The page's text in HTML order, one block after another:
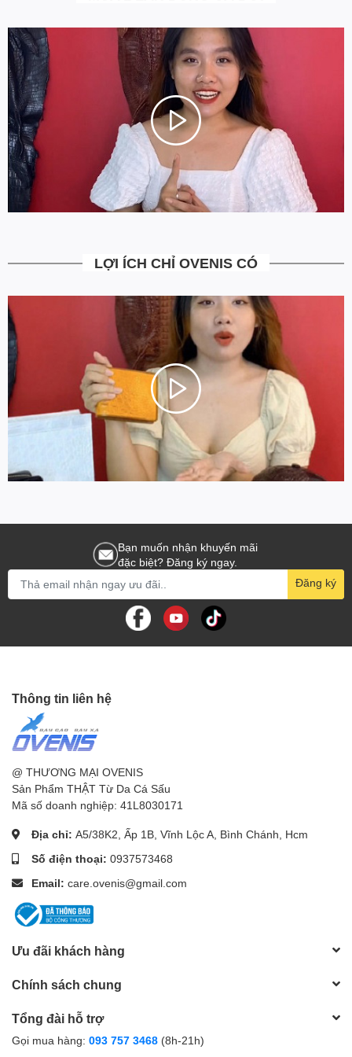
bạn phải trả. Tặng thêm khách cũ với ưu đãi riêng, free ship đơn
từ 0đ.
6. Vì sao cam kết Giá Tốt Nhất?
Chúng tôi chọn cách tối ưu chi phí như không phân phối qua
trung gian, không cửa hàng để giảm chi phí vận hành (hàng sản
xuất từ xưởng đóng gói và vận chuyển trực tiếp tới tay người sử
dụng). Tập trung vào cải thiện chất lượng sản phẩm và nâng cao
dịch vụ chăm sóc khách hàng.
LỢI ÍCH CHỈ OVENIS CÓ
Bạn muốn nhận khuyến mãi
đặc biệt? Đăng ký ngay.
Đăng ký
Thông tin liên hệ
@ THƯƠNG MẠI OVENIS
Sản Phẩm THẬT Từ Da Cá Sấu
Mã số doanh nghiệp: 41L8030171
Địa chỉ: A5/38K2, Ấp 1B, Vĩnh Lộc A, Bình Chánh, Hcm
Số điện thoại: 0937573468
Email: care.ovenis@gmail.com
Ưu đãi khách hàng
Chính sách chung
Tổng đài hỗ trợ
Gọi mua hàng: 093 757 3468 (8h-21h)